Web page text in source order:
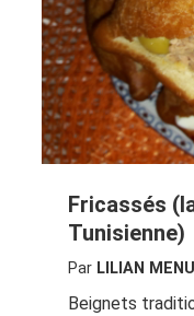
Fricassés
Tunisienne)
Par LILIAN
Beignets